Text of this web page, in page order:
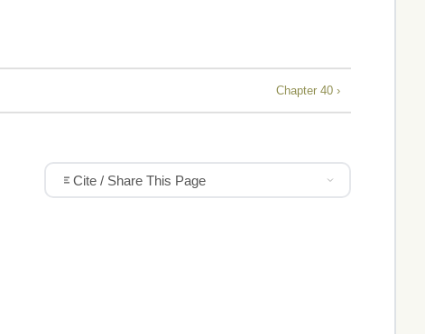
Chapter 40 ›
Cite / Share This Page